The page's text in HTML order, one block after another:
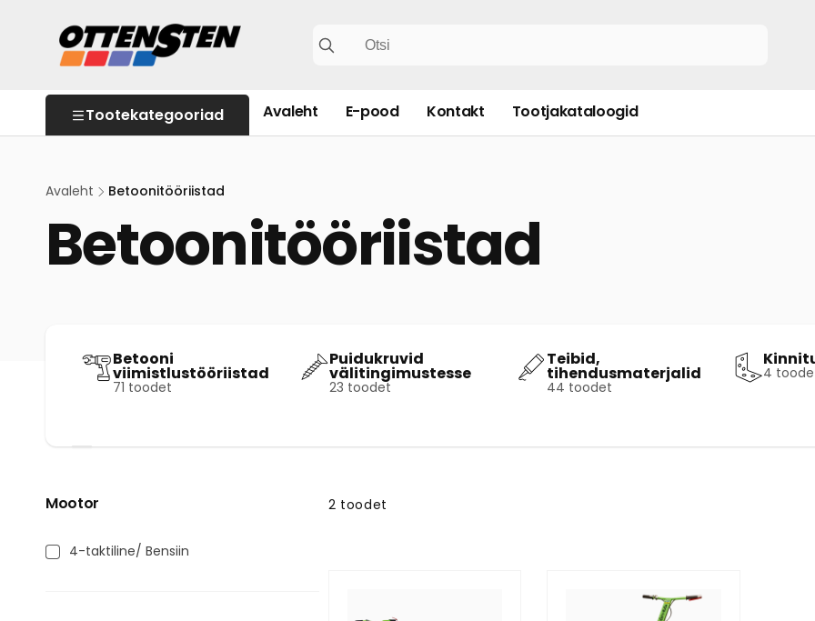
Otsi
Tootekategooriad Avaleht E-pood Kontakt Tootjakataloogid
Avaleht Betoonitööriistad
Betoonitööriistad
Betooni
viimistlustööriistad
71 toodet
Puidukruvid
välitingimustesse
23 toodet
Teibid,
tihendusmaterjalid
44 toodet
4
tootevaliku
Mootor
Mootor4-taktiline/ Bensiin
2 toodet